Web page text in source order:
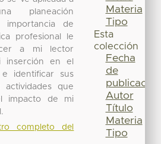
planeación
importancia de
profesional le
a mi lector
inserción en el
identificar sus
actividades que
impacto de mi
completo del
Materia
Tipo
Esta
colección
Fecha
de
publicación
Autor
Título
Materia
Tipo